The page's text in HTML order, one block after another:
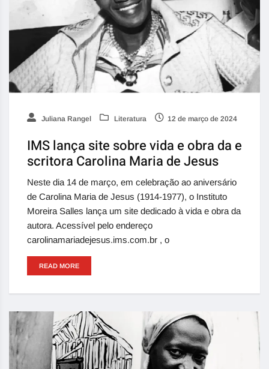
Juliana Rangel Literatura 12 de março de 2024
IMS lança site sobre vida e obra da e
scritora Carolina Maria de Jesus
Neste dia 14 de março, em celebração ao aniversário
de Carolina Maria de Jesus (1914-1977), o Instituto
Moreira Salles lança um site dedicado à vida e obra da
autora. Acessível pelo endereço
carolinamariadejesus.ims.com.br , o
READ MORE